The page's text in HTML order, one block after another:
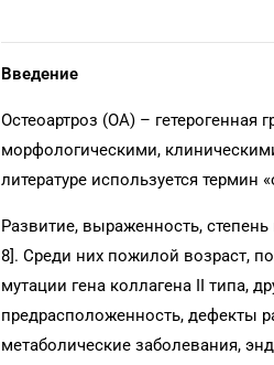
Введение
Остеоартроз (ОА) –
морфологическими,
литературе используется термин
Развитие, выраженность,
8]. Среди них пожилой возраст,
мутации гена коллагена II типа,
предрасположенность, дефекты
метаболические заболевания,